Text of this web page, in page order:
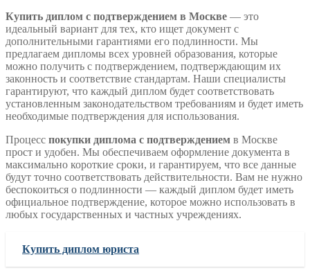
Купить диплом с подтверждением в Москве — это
идеальный вариант для тех, кто ищет документ с
дополнительными гарантиями его подлинности. Мы
предлагаем дипломы всех уровней образования, которые
можно получить с подтверждением, подтверждающим их
законность и соответствие стандартам. Наши специалисты
гарантируют, что каждый диплом будет соответствовать
установленным законодательством требованиям и будет иметь
необходимые подтверждения для использования.
Процесс покупки диплома с подтверждением в Москве
прост и удобен. Мы обеспечиваем оформление документа в
максимально короткие сроки, и гарантируем, что все данные
будут точно соответствовать действительности. Вам не нужно
беспокоиться о подлинности — каждый диплом будет иметь
официальное подтверждение, которое можно использовать в
любых государственных и частных учреждениях.
Купить диплом юриста